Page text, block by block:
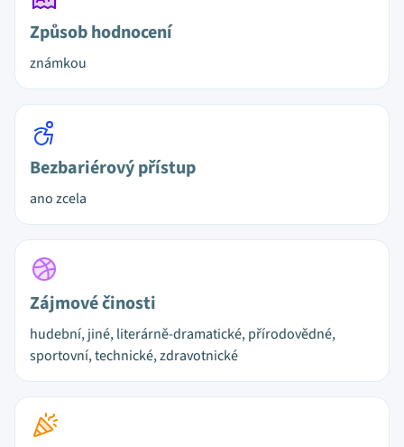
Způsob hodnocení
známkou
Bezbariérový přístup
ano zcela
Zájmové činosti
hudební, jiné, literárně-dramatické, přírodovědné,
sportovní, technické, zdravotnické